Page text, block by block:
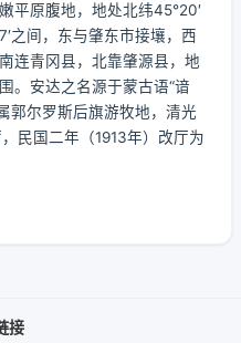
平原腹地，地处北纬45°20′
之间，东与肇东市接壤，西
连青冈县，北靠肇源县，地
。安达之名源于蒙古语“谙
郭尔罗斯后旗游牧地，清光
民国二年（1913年）改厅为
接